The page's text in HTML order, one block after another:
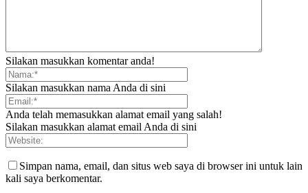
Silakan masukkan komentar anda!
Silakan masukkan nama Anda di sini
Anda telah memasukkan alamat email yang salah!
Silakan masukkan alamat email Anda di sini
Simpan nama, email, dan situs web saya di browser ini untuk lain
kali saya berkomentar.